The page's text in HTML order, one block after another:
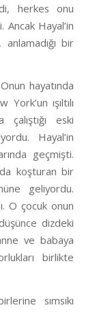
herkes onu
Ancak Hayal’in
bir
hayatında
ışıltılı
çalıştığı eski
Hayal’in
geçmişti.
koşturan bir
geliyordu.
O çocuk onun
dizdeki
ve babaya
birlikte
sımsıkı